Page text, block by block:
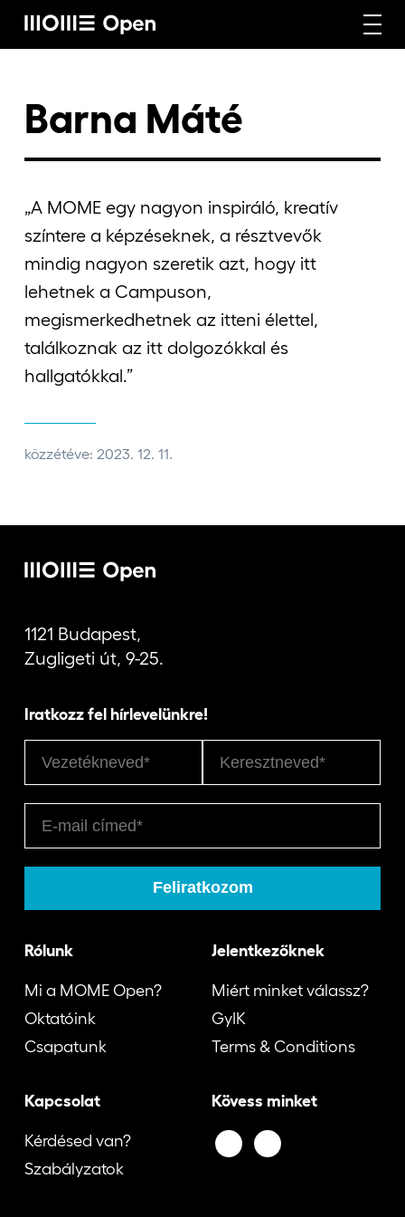
Vállalati képzéseink
Craft képzéseink
Jelentkezőknek
Barna Máté
„A MOME egy nagyon inspiráló, kreatív
színtere a képzéseknek, a résztvevők
mindig nagyon szeretik azt, hogy itt
lehetnek a Campuson,
megismerkedhetnek az itteni élettel,
találkoznak az itt dolgozókkal és
hallgatókkal.”
közzétéve: 2023. 12. 11.
1121 Budapest,
Zugligeti út, 9-25.
Iratkozz fel hírlevelünkre!
Rólunk
Mi a MOME Open?
Oktatóink
Csapatunk
Jelentkezőknek
Miért minket válassz?
GyIK
Terms & Conditions
Kapcsolat
Kérdésed van?
Szabályzatok
Kövess minket